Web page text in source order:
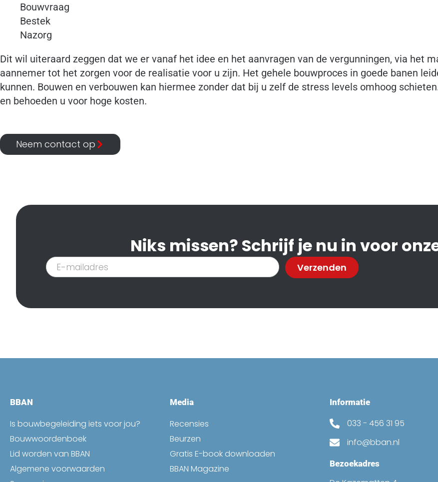
Bouwvraag
Bestek
Nazorg
Dit wil uiteraard zeggen dat we er vanaf het idee en het aanvragen van de vergunningen, via het
aannemer tot het zorgen voor de realisatie voor u zijn. Het gehele bouwproces in goede banen
kunnen. Bouwen en verbouwen kan hiermee zonder dat bij u zelf de stress levels omhoog
en behoeden u voor hoge kosten.
Neem contact op
Niks missen? Schrijf je nu in voor
Inschrijven
nieuwsbrief
Verzenden
BBAN
Is bouwbegeleiding iets voor jou?
Bouwwoordenboek
Lid worden van BBAN
Algemene voorwaarden
Media
Recensies
Beurzen
Gratis E-book downloaden
BBAN Magazine
Informatie
033 - 456 31 95
info@bban.nl
Bezoekadres